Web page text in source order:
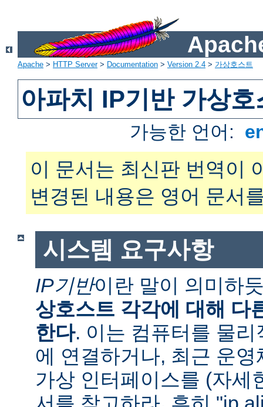
Apache > HTTP Server> Documentation > Version 2.4 > 가상호스트
아파치 IP기반 가상
가능한 언어:
이 문서는 최신판 번역이
변경된 내용은 영어 문서
시스템 요구사항
IP기반이란 말이 의미하
상호스트 각각에 대해 다
한다. 이는 컴퓨터를 물
에 연결하거나, 최근 운
가상 인터페이스를 (자세